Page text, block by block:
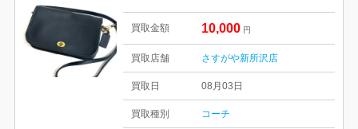
買取金額 10,000 円
買取店舗 さすがや新所沢店
買取日 08月03日
買取種別 コーチ